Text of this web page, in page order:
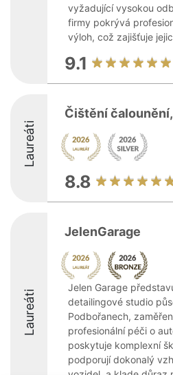
vyžadující vysokou
firmy pokrývá
výloh, což zajišťuje
9.1
Laureáti
Čištění
8.8
Laureáti
JelenGarage
Jelen Garage
detailingové studio
Podbořanech,
profesionální péči o
poskytuje komplexní
podporují dokonalý